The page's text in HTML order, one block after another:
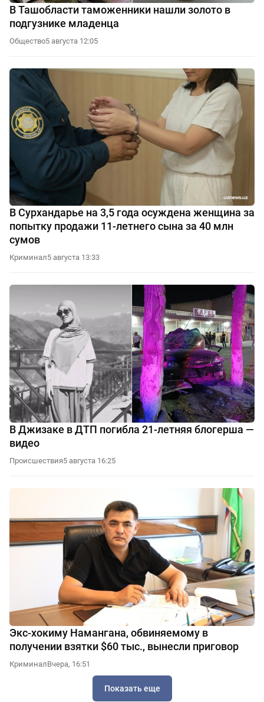
В Ташобласти таможенники нашли золото в
подгузнике младенца
Общество5 августа 12:05
В Сурхандарье на 3,5 года осуждена женщина за
попытку продажи 11-летнего сына за 40 млн
сумов
Криминал5 августа 13:33
В Джизаке в ДТП погибла 21-летняя блогерша —
видео
Происшествия5 августа 16:25
Экс-хокиму Намангана, обвиняемому в
получении взятки $60 тыс., вынесли приговор
КриминалВчера, 16:51
Показать еще